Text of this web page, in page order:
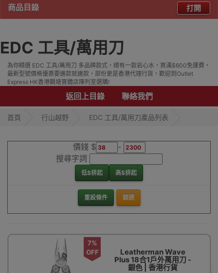
商品目錄 打開
EDC 工具/萬用刀
為你精選 EDC 工具/萬用刀 多品牌款式，總有一款岩心水，買滿$600免運費，
最新型號價格優惠要邊款就邊款，部份更是香港代理行貨，歡迎到Outlet
Express HK香港觀塘實體店陳列室選購!
返回上目錄 聯絡我們
首頁 行山越野 EDC 工具/萬用刀產品列表
價錢 $
-
搜尋字詞
低$排起 高$排起
重設條件 篩選
7%
OFF
Leatherman Wave
Plus 18合1戶外萬用刀 -
銀色 | 香港行貨